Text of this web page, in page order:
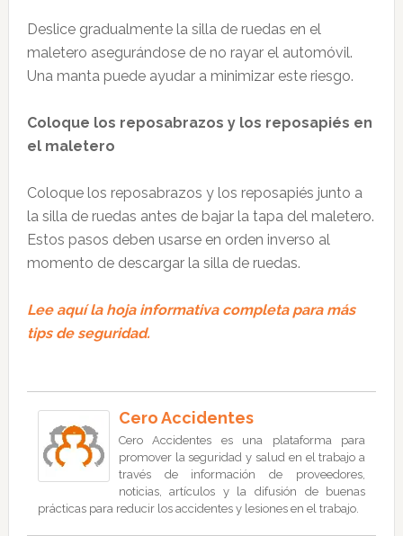
Deslice gradualmente la silla de ruedas en el
maletero asegurándose de no rayar el automóvil.
Una manta puede ayudar a minimizar este riesgo.
Coloque los reposabrazos y los reposapiés en
el maletero
Coloque los reposabrazos y los reposapiés junto a
la silla de ruedas antes de bajar la tapa del maletero.
Estos pasos deben usarse en orden inverso al
momento de descargar la silla de ruedas.
Lee aquí la hoja informativa completa para más
tips de seguridad.
Cero Accidentes
Cero Accidentes es una plataforma para
promover la seguridad y salud en el trabajo a
través de información de proveedores,
noticias, artículos y la difusión de buenas
prácticas para reducir los accidentes y lesiones en el trabajo.